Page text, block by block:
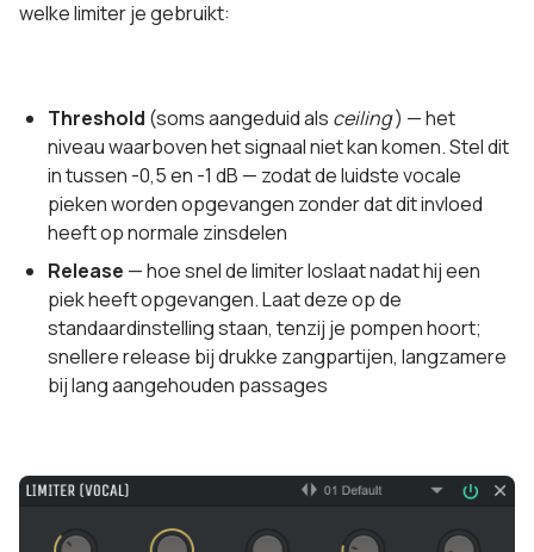
welke limiter je gebruikt:
Threshold (soms aangeduid als ceiling) — het
niveau waarboven het signaal niet kan komen. Stel dit
in tussen -0,5 en -1 dB — zodat de luidste vocale
pieken worden opgevangen zonder dat dit invloed
heeft op normale zinsdelen
Release — hoe snel de limiter loslaat nadat hij een
piek heeft opgevangen. Laat deze op de
standaardinstelling staan, tenzij je pompen hoort;
snellere release bij drukke zangpartijen, langzamere
bij lang aangehouden passages